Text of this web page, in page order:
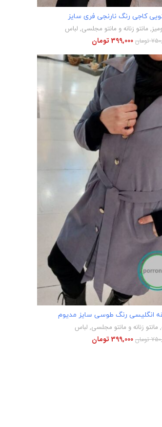
اطلاعات بیشتر
کاجی رنگ نارنجی فری سایز
, مانتو زنانه و مانتو مجلسی, لباس
تومان 399,000 تومان
اطلاعات بیشتر
انگلیسی رنگ طوسی سایز مدیوم
, مانتو زنانه و مانتو مجلسی, لباس
تومان 399,000 تومان